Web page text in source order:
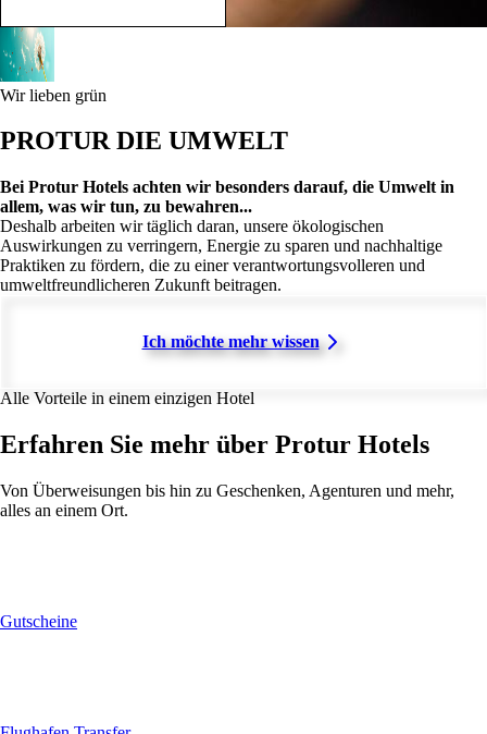
Wir lieben grün
PROTUR DIE UMWELT
Bei Protur Hotels achten wir besonders darauf, die Umwelt in
allem, was wir tun, zu bewahren...
Deshalb arbeiten wir täglich daran, unsere ökologischen
Auswirkungen zu verringern, Energie zu sparen und nachhaltige
Praktiken zu fördern, die zu einer verantwortungsvolleren und
umweltfreundlicheren Zukunft beitragen.
Ich möchte mehr wissen
Alle Vorteile in einem einzigen Hotel
Erfahren Sie mehr über Protur Hotels
Von Überweisungen bis hin zu Geschenken, Agenturen und mehr,
alles an einem Ort.
Gutscheine